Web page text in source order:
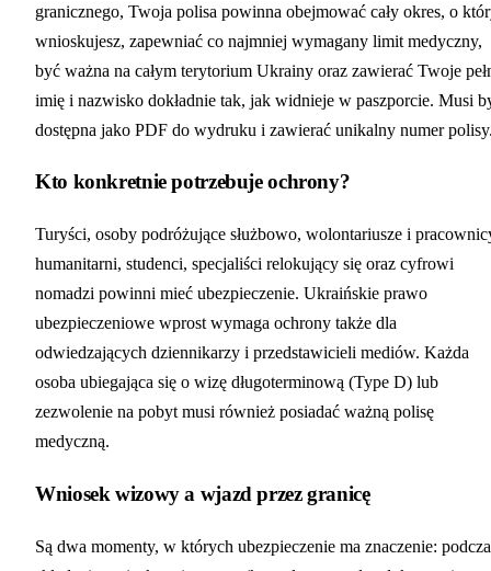
granicznego, Twoja polisa powinna obejmować cały okres, o
wnioskujesz, zapewniać co najmniej wymagany limit medyczny,
być ważna na całym terytorium Ukrainy oraz zawierać Twoje
imię i nazwisko dokładnie tak, jak widnieje w paszporcie. Musi
dostępna jako PDF do wydruku i zawierać unikalny numer
Kto konkretnie potrzebuje ochrony?
Turyści, osoby podróżujące służbowo, wolontariusze i
humanitarni, studenci, specjaliści relokujący się oraz cyfrowi
nomadzi powinni mieć ubezpieczenie. Ukraińskie prawo
ubezpieczeniowe wprost wymaga ochrony także dla
odwiedzających dziennikarzy i przedstawicieli mediów. Każda
osoba ubiegająca się o wizę długoterminową (Type D) lub
zezwolenie na pobyt musi również posiadać ważną polisę
medyczną.
Wniosek wizowy a wjazd przez granicę
Są dwa momenty, w których ubezpieczenie ma znaczenie: